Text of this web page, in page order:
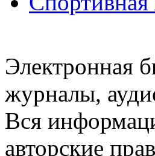
Электронная
журналы,
Вся
авторские